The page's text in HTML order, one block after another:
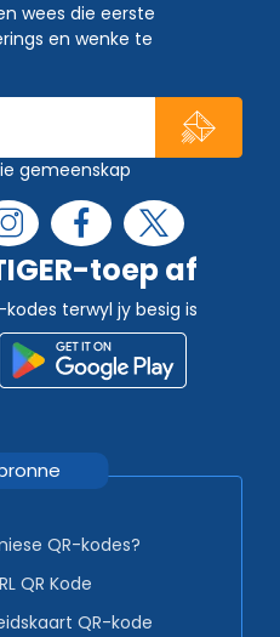
wees die eerste
en wenke te
gemeenskap
toep af
terwyl jy besig is
QR-kodes?
QR Kode
QR-kode